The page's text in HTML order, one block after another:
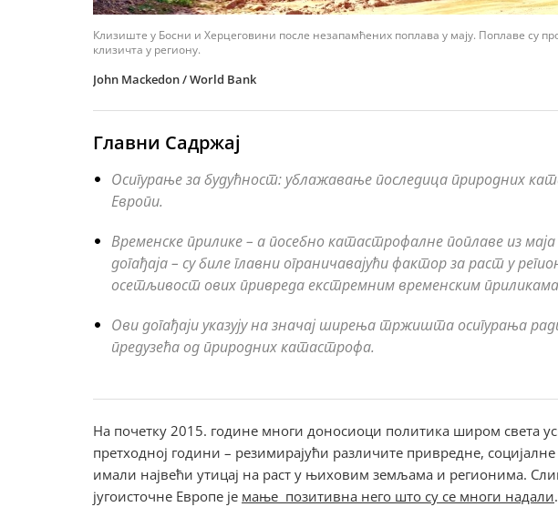
Клизиште у Босни и Херцеговини после незапамћених поплава у мају. Поплаве су
клизичта у региону.
John Mackedon / World Bank
Главни Садржај
Осигурање за будућност: ублажавање последица природних
Европи.
Временске прилике – а посебно катастрофалне поплаве из
догађаја – су биле главни ограничавајући фактор за раст у
осетљивост ових привреда екстремним временским
Ови догађаји указују на значај ширења тржишта осигурања
предузећа од природних катастрофа.
На почетку 2015. године многи доносиоци политика широм света
претходној години – резимирајући различите привредне,
имали највећи утицај на раст у њиховим земљама и регионима.
југоисточне Европе је мање позитивна него што су се многи надали